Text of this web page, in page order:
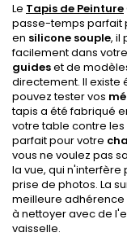
Le Tapis de Peinture
passe-temps parfait
en silicone souple, il
facilement dans
guideset de
directement. Il existe
pouvez tester vos
tapis a été fabriqué
votre table contre les
parfait pour votre
vous ne voulez pas
la vue, qui
prise de photos. La
meilleure adhérence
à nettoyer avec de
vaisselle.